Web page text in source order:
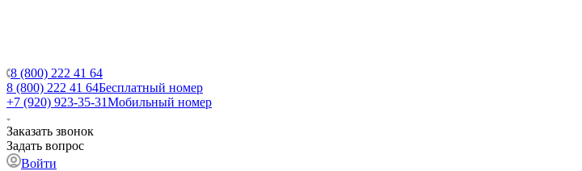
8 (800) 222 41 64
8 (800) 222 41 64Бесплатный номер
+7 (920) 923-35-31Мобильный номер
Заказать звонок
Задать вопрос
Войти